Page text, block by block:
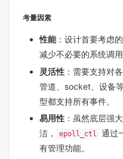
考量因素
性能：设计首要考虑
减少不必要的系统调用
灵活性 ：需要支持对
管道、socket、设备
型都支持所有事件。
易用性 ：虽然底层强
洁，
epoll_ctl
通过
有管理功能。